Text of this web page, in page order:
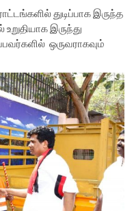
துடிப்பாக இருந்த
இருந்து
ஒருவராகவும்